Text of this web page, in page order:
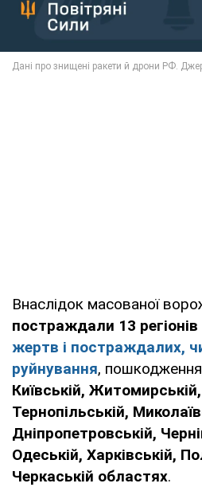
Внаслідок масованої
постраждали 13 регіонів
жертв і постраждалих,
руйнування,
Київській,
Тернопільській,
Дніпропетровській,
Одеській, Харківській,
Черкаській областях.